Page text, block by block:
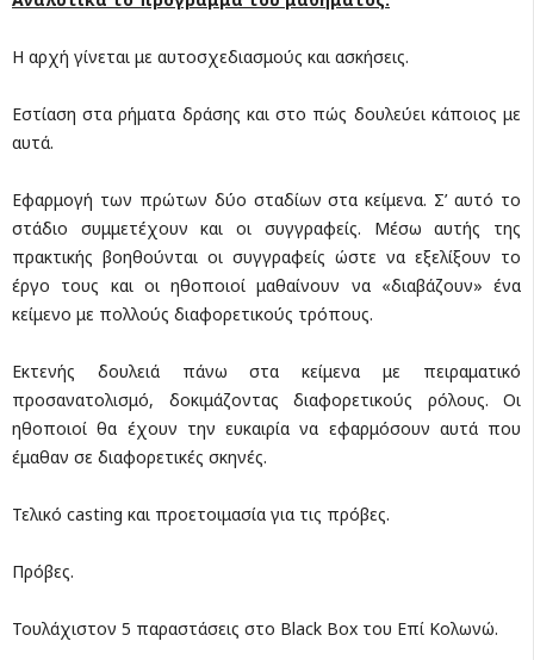
Η αρχή γίνεται με αυτοσχεδιασμούς και ασκήσεις.
Εστίαση στα ρήματα δράσης και στο πώς δουλεύει κάποιος με
αυτά.
Εφαρμογή των πρώτων δύο σταδίων στα κείμενα. Σ’ αυτό το
στάδιο συμμετέχουν και οι συγγραφείς. Μέσω αυτής της
πρακτικής βοηθούνται οι συγγραφείς ώστε να εξελίξουν το
έργο τους και οι ηθοποιοί μαθαίνουν να «διαβάζουν» ένα
κείμενο με πολλούς διαφορετικούς τρόπους.
Εκτενής δουλειά πάνω στα κείμενα με πειραματικό
προσανατολισμό, δοκιμάζοντας διαφορετικούς ρόλους. Οι
ηθοποιοί θα έχουν την ευκαιρία να εφαρμόσουν αυτά που
έμαθαν σε διαφορετικές σκηνές.
Τελικό casting και προετοιμασία για τις πρόβες.
Πρόβες.
Τουλάχιστον 5 παραστάσεις στο Black Box του Επί Κολωνώ.